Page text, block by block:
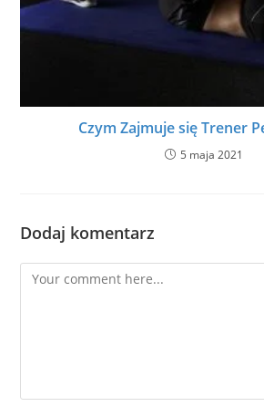
Czym Zajmuje się Trener
5 maja 2021
Dodaj komentarz
Comment